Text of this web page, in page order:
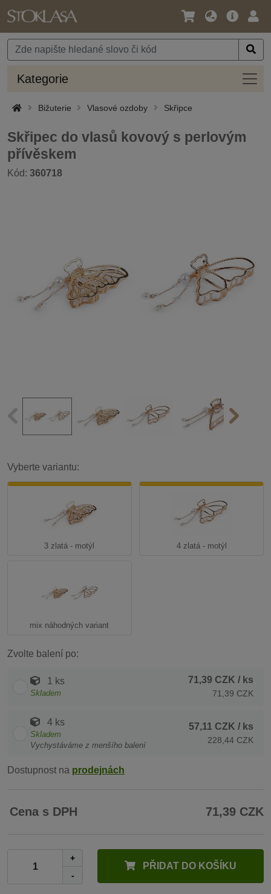
Jazyk
Měna
Hlavní
Kategorie
Bižuterie Vlasové ozdoby Skřipce
Skřipec do vlasů kovový s perlovým
přívěskem
Kód: 360718
Vyberte variantu:
3 zlatá - motýl 4 zlatá - motýl
mix náhodných variant
Zvolte balení po:
1 ks
Skladem
71,39 CZK / ks
71,39 CZK
4 ks
Skladem
Vychystáváme z menšího balení
57,11 CZK / ks
228,44 CZK
Dostupnost na prodejnách
Cena s DPH 71,39 CZK
+
-
PŘIDAT DO KOŠÍKU